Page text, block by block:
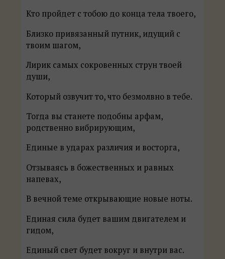
Кто пройдет с тобою до конца тела твоего,
Близко привязанный путник, идущий с
твоим шагом,
Лирик самых сокровенных струн твоей
души,
Который озвучит то, что безмолвно в тебе.
Тогда вы станете подобны арфам,
родственно вибрирующим,
Единые в ударах различия и восторга,
Отзываясь в божественных и равных
напевах,
В вечной теме открывающие новые ноты.
Единая сила будет вашим двигателем и
гидом,
Единый свет будет вокруг и внутри вас.